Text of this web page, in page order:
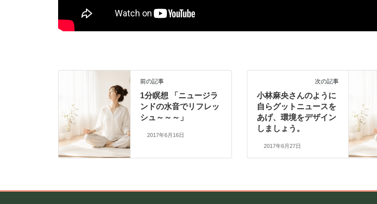
前の記事
1分瞑想 「ニュージラ
ンドの水音でリフレッ
シュ～～～」
2017年6月16日
次の記事
小林麻央さんのように
自らグットニュースを
あげ、環境をデザイン
しましょう。
2017年6月27日